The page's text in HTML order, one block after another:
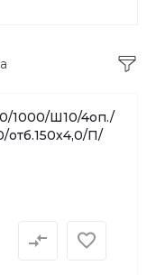
1000/Ш10/4оп./
отб.150х4,0/П/